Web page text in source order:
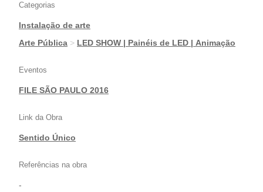
Categorias
Instalação de arte
|Arte Pública > LED SHOW | Painéis de LED | Animação
Eventos
FILE SÃO PAULO 2016
Link da Obra
Sentido Único
Referências na obra
-